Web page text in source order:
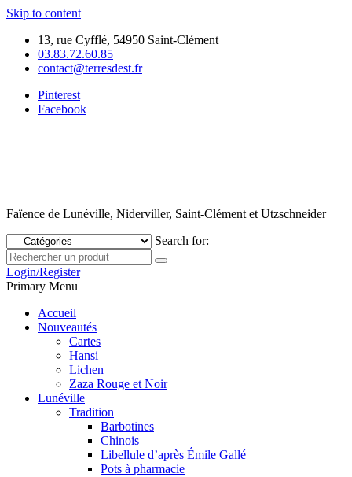
Skip to content
13, rue Cyfflé, 54950 Saint-Clément
03.83.72.60.85
contact@terresdest.fr
Pinterest
Facebook
Faïence de Lunéville, Niderviller, Saint-Clément et Utzschneider
Search for:
Login/Register
Primary Menu
Accueil
Nouveautés
Cartes
Hansi
Lichen
Zaza Rouge et Noir
Lunéville
Tradition
Barbotines
Chinois
Libellule d’après Émile Gallé
Pots à pharmacie